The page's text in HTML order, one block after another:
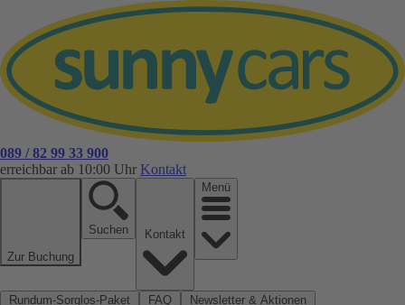
089 / 82 99 33 900
erreichbar ab 10:00 Uhr Kontakt
Zur Buchung
Suchen
Menü